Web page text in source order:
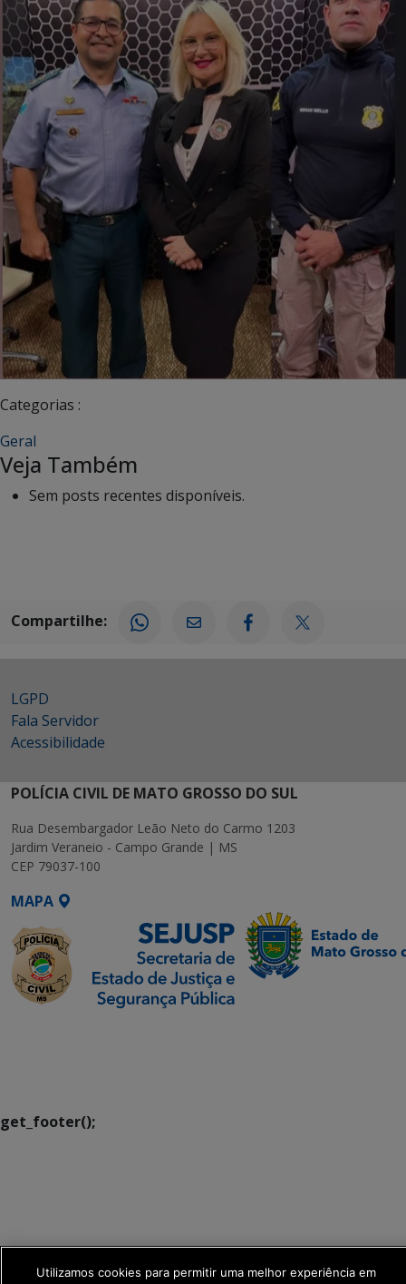
Categorias :
Geral
Veja Também
Sem posts recentes disponíveis.
Compartilhe:
LGPD
Fala Servidor
Acessibilidade
POLÍCIA CIVIL DE MATO GROSSO DO SUL
Rua Desembargador Leão Neto do Carmo 1203
Jardim Veraneio - Campo Grande | MS
CEP 79037-100
MAPA
get_footer();
Utilizamos cookies para permitir uma melhor experiência em